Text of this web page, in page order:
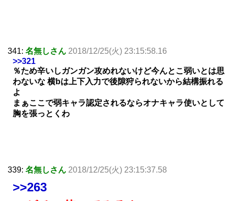
341: 名無しさん 2018/12/25(火) 23:15:58.16
>>321
％ため辛いしガンガン攻めれないけど今んとこ弱いとは思
わないな 横bは上下入力で後隙狩られないから結構振れる
よ
まぁここで弱キャラ認定されるならオナキャラ使いとして
胸を張っとくわ
339: 名無しさん 2018/12/25(火) 23:15:37.58
>>263